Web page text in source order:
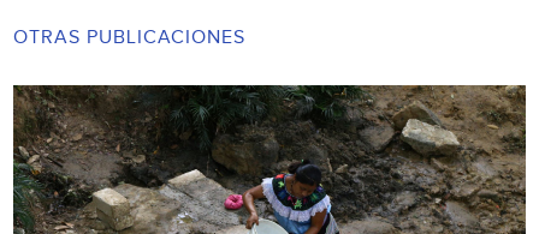
OTRAS PUBLICACIONES